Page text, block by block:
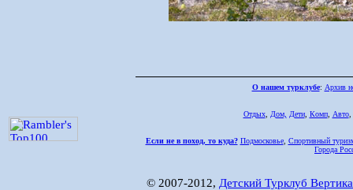
О нашем турклубе: Архив
Отдых, Дом, Дети, Комп, Авто,
Если не в поход, то куда? Подмосковье, Спортивный
Города
© 2007-2012, Детский Турклуб